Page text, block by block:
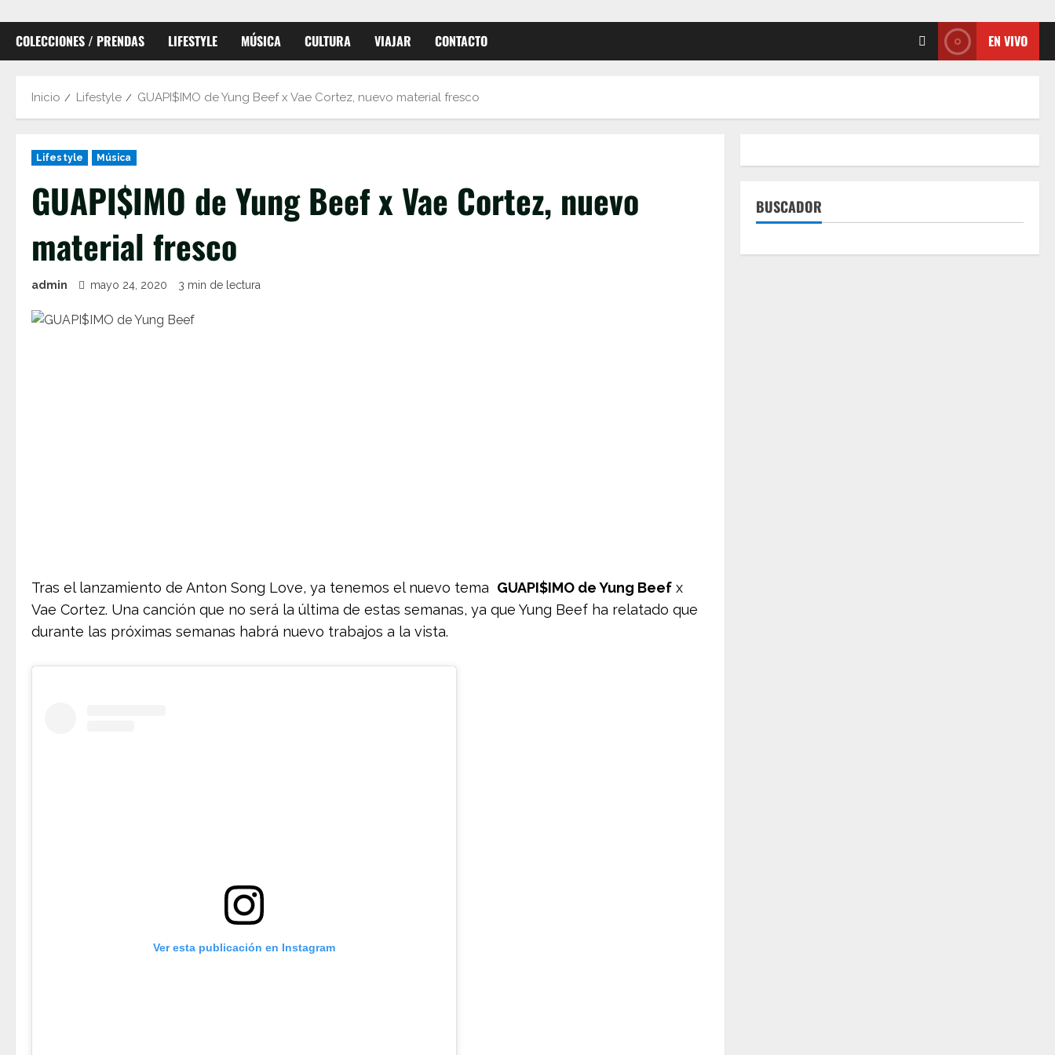
COLECCIONES / PRENDAS LIFESTYLE MÚSICA CULTURA VIAJAR CONTACTO EN VIVO
Inicio Lifestyle GUAPI$IMO de Yung Beef x Vae Cortez, nuevo material fresco
Lifestyle Música
GUAPI$IMO de Yung Beef x Vae Cortez, nuevo
material fresco
admin mayo 24, 2020 3 min de lectura
Tras el lanzamiento de Anton Song Love, ya tenemos el nuevo tema GUAPI$IMO de Yung Beef x
Vae Cortez. Una canción que no será la última de estas semanas, ya que Yung Beef ha relatado que
durante las próximas semanas habrá nuevo trabajos a la vista.
Ver esta publicación en Instagram
BUSCADOR